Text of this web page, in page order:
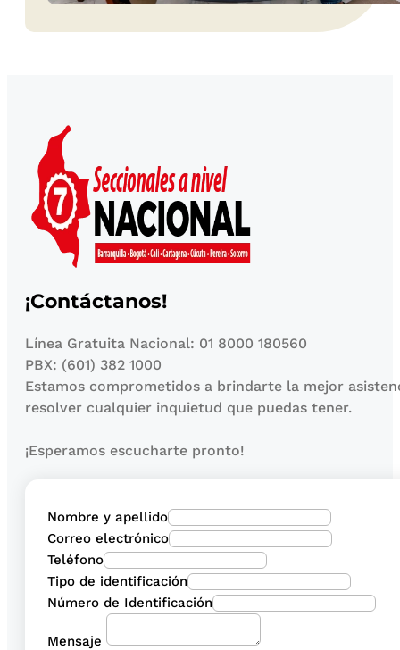
¡Contáctanos!
Línea Gratuita Nacional: 01 8000 180560
PBX: (601) 382 1000
Estamos comprometidos a brindarte la mejor
resolver cualquier inquietud que puedas tener.
¡Esperamos escucharte pronto!
Nombre y apellido
Correo electrónico
Teléfono
Tipo de identificación
Número de Identificación
Mensaje